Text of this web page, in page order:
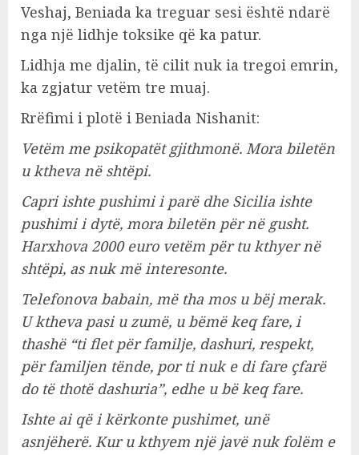
Veshaj, Beniada ka treguar sesi është ndarë
nga një lidhje toksike që ka patur.
Lidhja me djalin, të cilit nuk ia tregoi emrin,
ka zgjatur vetëm tre muaj.
Rrëfimi i plotë i Beniada Nishanit:
Vetëm me psikopatët gjithmonë. Mora biletën
u ktheva në shtëpi.
Capri ishte pushimi i parë dhe Sicilia ishte
pushimi i dytë, mora biletën për në gusht.
Harxhova 2000 euro vetëm për tu kthyer në
shtëpi, as nuk më interesonte.
Telefonova babain, më tha mos u bëj merak.
U ktheva pasi u zumë, u bëmë keq fare, i
thashë “ti flet për familje, dashuri, respekt,
për familjen tënde, por ti nuk e di fare çfarë
do të thotë dashuria”, edhe u bë keq fare.
Ishte ai që i kërkonte pushimet, unë
asnjëherë. Kur u kthyem një javë nuk folëm e